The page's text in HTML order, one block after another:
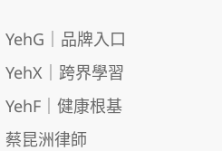
YehG｜品牌入口
YehX｜跨界學習
YehF｜健康根基
蔡昆洲律師